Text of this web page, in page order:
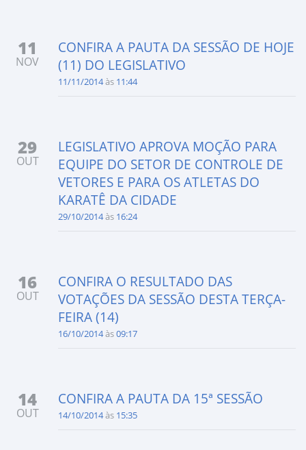
11
NOV
CONFIRA A PAUTA DA SESSÃO DE HOJE
(11) DO LEGISLATIVO
11/11/2014às 11:44
29
OUT
LEGISLATIVO APROVA MOÇÃO PARA
EQUIPE DO SETOR DE CONTROLE DE
VETORES E PARA OS ATLETAS DO
KARATÊ DA CIDADE
29/10/2014às 16:24
16
OUT
CONFIRA O RESULTADO DAS
VOTAÇÕES DA SESSÃO DESTA TERÇA-
FEIRA (14)
16/10/2014às09:17
14
OUT
CONFIRA A PAUTA DA 15ª SESSÃO
14/10/2014às 15:35